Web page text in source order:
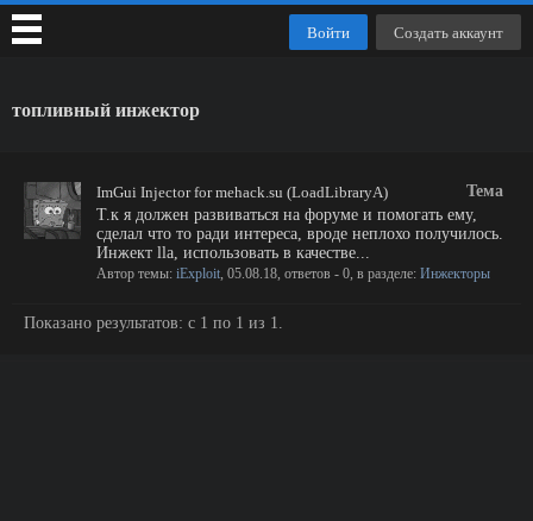
топливный инжектор
Тема
ImGui Injector for mehack.su (LoadLibraryA)
Т.к я должен развиваться на форуме и помогать ему,
сделал что то ради интереса, вроде неплохо получилось.
Инжект lla, использовать в качестве...
Автор темы: iExploit, 05.08.18, ответов - 0, в разделе: Инжекторы
Показано результатов: с 1 по 1 из 1.
Войти Создать аккаунт